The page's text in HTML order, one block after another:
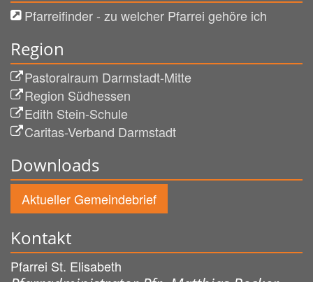
Pfarreifinder - zu welcher Pfarrei gehöre ich
Region
Pastoralraum Darmstadt-Mitte
Region Südhessen
Edith Stein-Schule
Caritas-Verband Darmstadt
Downloads
Aktueller Gemeindebrief
Kontakt
Pfarrei St. Elisabeth